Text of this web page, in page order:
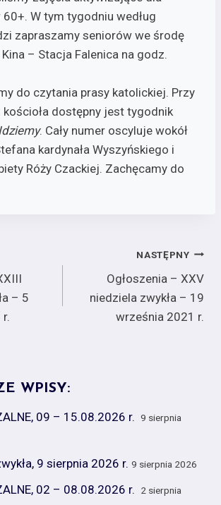
W tym tygodniu według
zapraszamy seniorów we środę
– Stacja Falenica na godz.
do czytania prasy katolickiej. Przy
dostępny jest tygodnik
. Cały numer oscyluje wokół
kardynała Wyszyńskiego i
Róży Czackiej. Zachęcamy do
– 5
NASTĘPNY
Ogłoszenia – XXV
niedziela zwykła – 19
września 2021 r.
WPISY:
09 – 15.08.2026 r.
9 sierpnia
9 sierpnia 2026 r. 9 sierpnia 2026
02 – 08.08.2026 r.
2 sierpnia